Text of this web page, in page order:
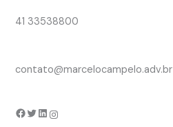
41 33538800
contato@marcelocampelo.adv.br